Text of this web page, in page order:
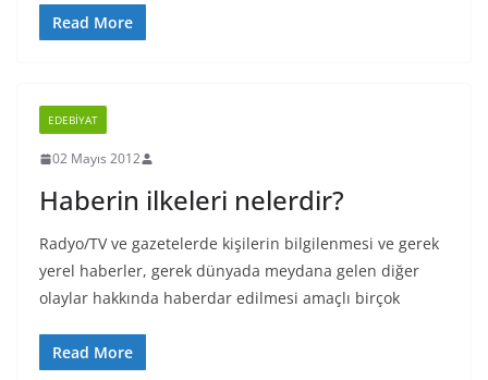
Read More
EDEBIYAT
02 Mayıs 2012
Haberin ilkeleri nelerdir?
Radyo/TV ve gazetelerde kişilerin bilgilenmesi ve gerek
yerel haberler, gerek dünyada meydana gelen diğer
olaylar hakkında haberdar edilmesi amaçlı birçok
Read More